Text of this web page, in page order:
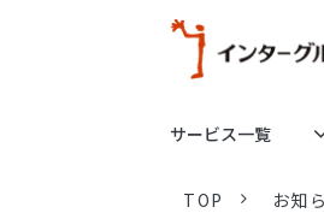
サービス一覧
TOP お知